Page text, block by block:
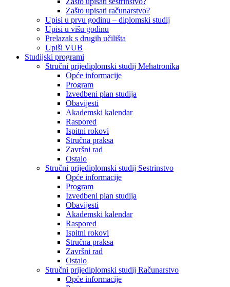
Zašto upisati računarstvo?
Upisi u prvu godinu – diplomski studij
Upisi u višu godinu
Prelazak s drugih učilišta
Upiši VUB
Studijski programi
Stručni prijediplomski studij Mehatronika
Opće informacije
Program
Izvedbeni plan studija
Obavijesti
Akademski kalendar
Raspored
Ispitni rokovi
Stručna praksa
Završni rad
Ostalo
Stručni prijediplomski studij Sestrinstvo
Opće informacije
Program
Izvedbeni plan studija
Obavijesti
Akademski kalendar
Raspored
Ispitni rokovi
Stručna praksa
Završni rad
Ostalo
Stručni prijediplomski studij Računarstvo
Opće informacije